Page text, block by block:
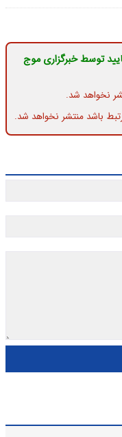
توسط خبرگزاری موج
نخواهد شد.
باشد منتشر نخواهد شد.